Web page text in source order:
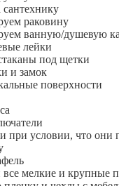
раковину
ванную/душевую
лейки
под щетки
и замок
поверхности
условии, что они
мелкие и крупные